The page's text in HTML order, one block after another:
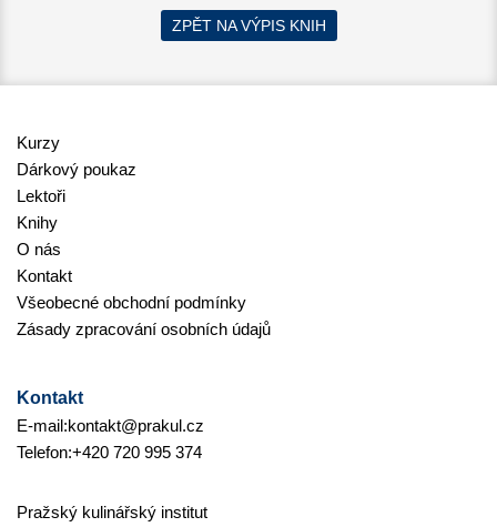
ZPĚT NA VÝPIS KNIH
Kurzy
Dárkový poukaz
Lektoři
Knihy
O nás
Kontakt
Všeobecné obchodní podmínky
Zásady zpracování osobních údajů
Kontakt
E-mail:kontakt@prakul.cz
Telefon:+420 720 995 374
Pražský kulinářský institut